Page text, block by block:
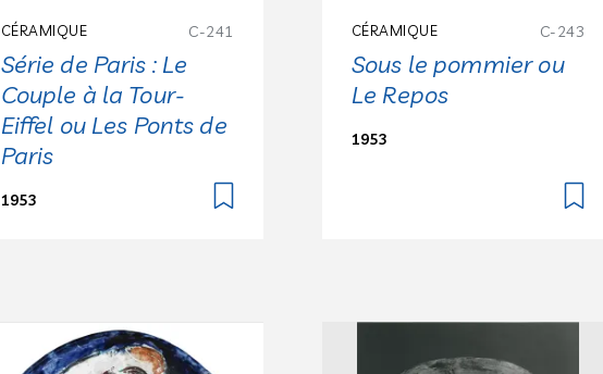
CÉRAMIQUE C-241
Série de Paris : Le
Couple à la Tour-
Eiffel ou Les Ponts de
Paris
1953
CÉRAMIQUE C-243
Sous le pommier ou
Le Repos
1953